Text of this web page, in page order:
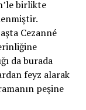
birlikte
Cezanné
da burada
feyz alarak
peşine